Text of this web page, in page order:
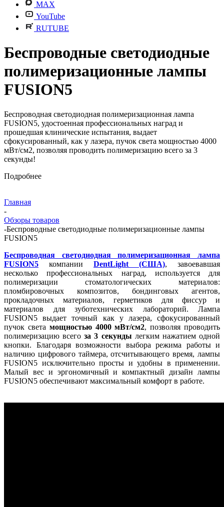
MAX
YouTube
RUTUBE
Беспроводные светодиодные
полимеризационные лампы
FUSION5
Беспроводная светодиодная полимеризационная лампа
FUSION5, удостоенная профессиональных наград и
прошедшая клинические испытания, выдает
сфокусированный, как у лазера, пучок света мощностью 4000
мВт/см2, позволяя проводить полимеризацию всего за 3
секунды!
Подробнее
Главная
-
Обзоры товаров
-Беспроводные светодиодные полимеризационные лампы
FUSION5
Беспроводная светодиодная полимеризационная лампа
FUSION5 компании DentLight (США), завоевавшая
несколько профессиональных наград, используется для
полимеризации стоматологических материалов:
пломбировочных композитов, бондинговых агентов,
прокладочных материалов, герметиков для фиссур и
материалов для зуботехнических лабораторий. Лампа
FUSION5 выдает точный как у лазера, сфокусированный
пучок света мощностью 4000 мВт/см2, позволяя проводить
по­лимеризацию всегоза 3 секунды легким нажатием одной
кнопки. Благодаря возможности выбора режима работы и
наличию цифрового таймера, отсчитывающего время, лампы
FUSION5 исключительно просты и удобны в применении.
Малый вес и эргономичный и компактный дизайн лампы
FUSION5 обеспечивают максимальный комфорт в работе.